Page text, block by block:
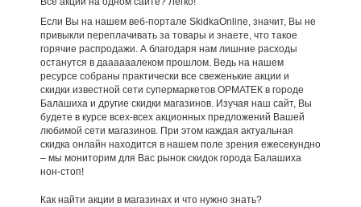
Если Вы на нашем веб-портале SkidkaOnline, значит, Вы не
привыкли переплачивать за товары и знаете, что такое
горячие распродажи. А благодаря нам лишние расходы
останутся в даааааалеком прошлом. Ведь на нашем
ресурсе собраны практически все свеженькие акции и
скидки известной сети супермаркетов ОРМАТЕК в городе
Балашиха и другие скидки магазинов. Изучая наш сайт, Вы
будете в курсе всех-всех акционных предложений Вашей
любимой сети магазинов. При этом каждая актуальная
скидка онлайн находится в нашем поле зрения ежесекундно
– мы мониторим для Вас рынок скидок города Балашиха
нон-стоп!
Как найти акции в магазинах и что нужно знать?